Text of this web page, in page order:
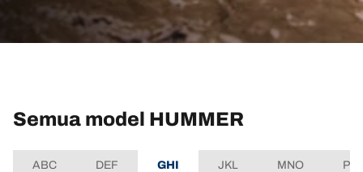
Semua model HUMMER
ABC DEF GHI JKL MNO